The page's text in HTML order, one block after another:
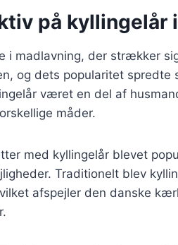
på kyllingelår
i madlavning, der strækker
og dets popularitet spredte
været en del af
måder.
med kyllingelår blevet
Traditionelt blev
afspejler den danske